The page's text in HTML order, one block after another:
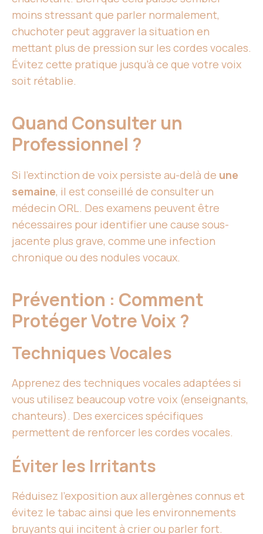
moins stressant que parler normalement,
chuchoter peut aggraver la situation en
mettant plus de pression sur les cordes vocales.
Évitez cette pratique jusqu’à ce que votre voix
soit rétablie.
Quand Consulter un
Professionnel ?
Si l’extinction de voix persiste au-delà de une
semaine, il est conseillé de consulter un
médecin ORL. Des examens peuvent être
nécessaires pour identifier une cause sous-
jacente plus grave, comme une infection
chronique ou des nodules vocaux.
Prévention : Comment
Protéger Votre Voix ?
Techniques Vocales
Apprenez des techniques vocales adaptées si
vous utilisez beaucoup votre voix (enseignants,
chanteurs). Des exercices spécifiques
permettent de renforcer les cordes vocales.
Éviter les Irritants
Réduisez l’exposition aux allergènes connus et
évitez le tabac ainsi que les environnements
bruyants qui incitent à crier ou parler fort.